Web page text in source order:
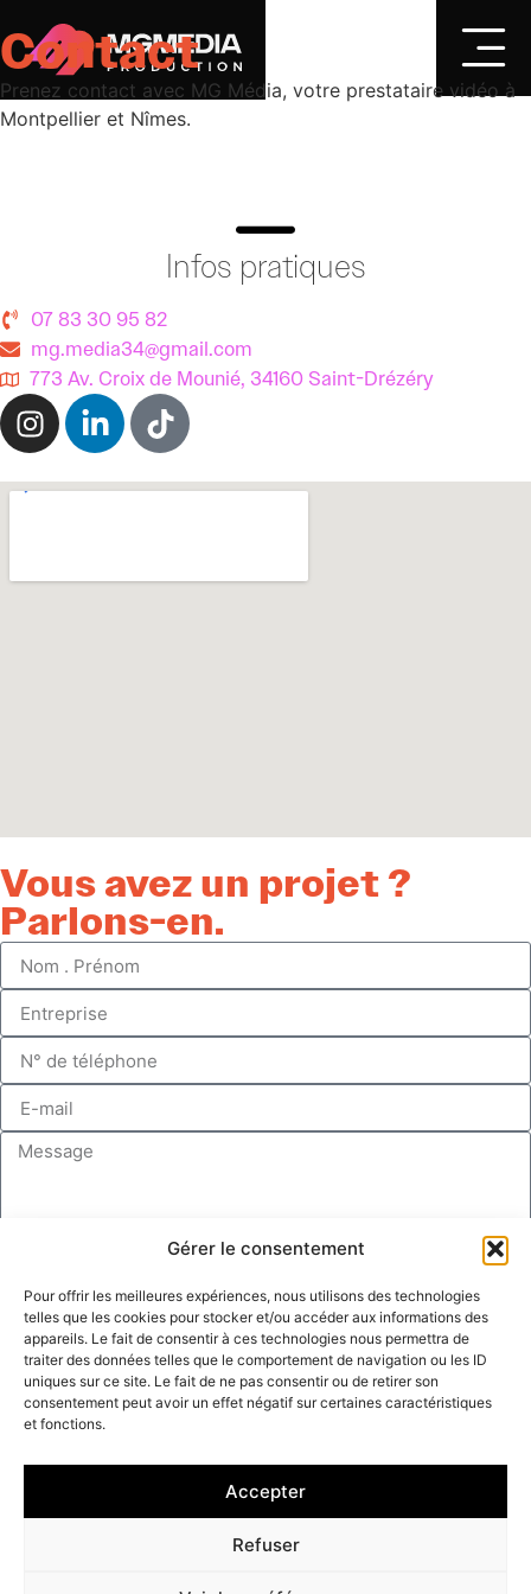
Gérer le consentement
Pour offrir les meilleures expériences, nous utilisons des technologies
telles que les cookies pour stocker et/ou accéder aux informations des
appareils. Le fait de consentir à ces technologies nous permettra de
traiter des données telles que le comportement de navigation ou les ID
uniques sur ce site. Le fait de ne pas consentir ou de retirer son
consentement peut avoir un effet négatif sur certaines caractéristiques
et fonctions.
Accepter
Refuser
Contact
Prenez contact avec MG Média, votre prestataire vidéo à
Montpellier et Nîmes.
Infos pratiques
07 83 30 95 82
mg.media34@gmail.com
773 Av. Croix de Mounié, 34160 Saint-Drézéry
Vous avez un projet ?
Parlons-en.
J’ai lu etj’accepte la politique de confidentialité des
données.
Envoyer